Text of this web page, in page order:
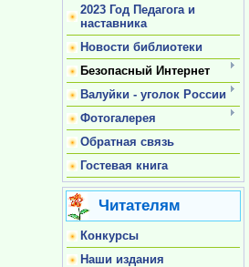
2023 Год Педагога и
наставника
Новости библиотеки
Безопасный Интернет
Валуйки - уголок России
Фотогалерея
Обратная связь
Гостевая книга
Читателям
Конкурсы
Наши издания